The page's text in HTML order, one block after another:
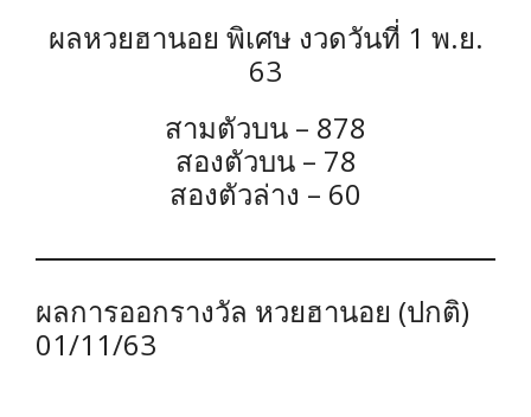
ผลหวยฮานอย พิเศษ งวดวันที่ 1 พ.ย.
63
สามตัวบน – 878
สองตัวบน – 78
สองตัวล่าง – 60
ผลการออกรางวัล หวยฮานอย (ปกติ)
01/11/63